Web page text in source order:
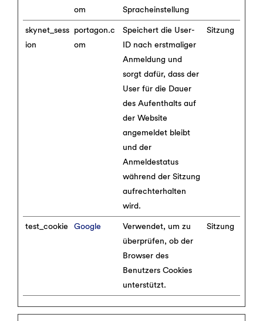
om
Spracheinstellung
skynet_sess
ion
portagon.c
om
Speichert die User-
ID nach erstmaliger
Anmeldung und
sorgt dafür, dass der
User für die Dauer
des Aufenthalts auf
der Website
angemeldet bleibt
und der
Anmeldestatus
während der Sitzung
aufrechterhalten
wird.
Sitzung
test_cookie Google
Verwendet, um zu
überprüfen, ob der
Browser des
Benutzers Cookies
unterstützt.
Sitzung